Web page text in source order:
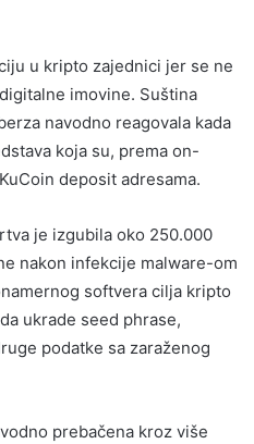
u kripto zajednici jer se ne
imovine. Suština
navodno reagovala kada
koja su, prema on-
deposit adresama.
je izgubila oko 250.000
nakon infekcije malware-om
softvera cilja kripto
ukrade seed phrase,
podatke sa zaraženog
prebačena kroz više